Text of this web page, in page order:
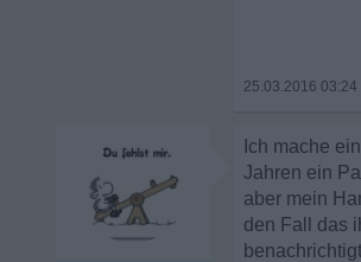
25.03.2016 03:24
Ich mache
Jahren ein
aber mein
den Fall das